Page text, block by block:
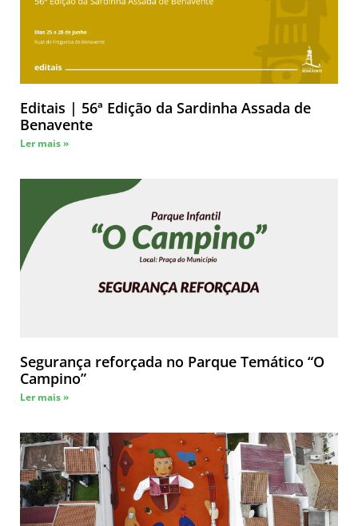
Editais | 56ª Edição da Sardinha Assada de
Benavente
Ler mais »
Segurança reforçada no Parque Temático “O
Campino”
Ler mais »